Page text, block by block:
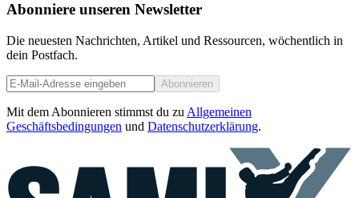
Abonniere unseren Newsletter
Die neuesten Nachrichten, Artikel und Ressourcen, wöchentlich in
dein Postfach.
Abonnieren
Mit dem Abonnieren stimmst du zu Allgemeinen
Geschäftsbedingungen und Datenschutzerklärung.